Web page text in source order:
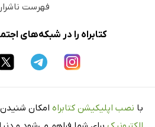
فهرست
کتابراه را در شبکه‌های
با نصب اپلیکیشن کتابراه امکان شنیدن